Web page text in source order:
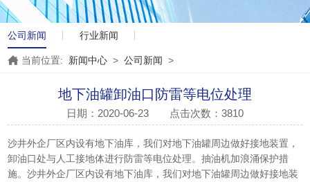
公司新闻 行业新闻
当前位置: 新闻中心 > 公司新闻 >
地下油罐卸油口防雷等电位处理
日期：2020-06-23 点击次数：3810
沙井外企厂区内设有地下油库，我们对地下油罐周边做好接地装置，
卸油口处与人工接地体进行防雷等电位处理。抽油机加浪涌保护措
施。沙井外企厂区内设有地下油库，我们对地下油罐周边做好接地装